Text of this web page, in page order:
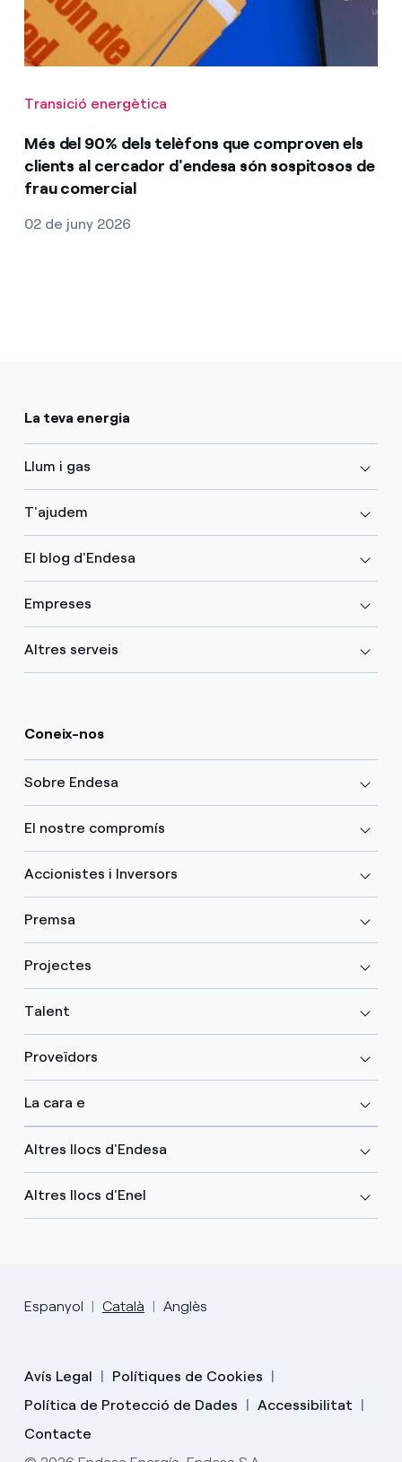
Transició energètica
Més del 90% dels telèfons que comproven els
clients al cercador d'endesa són sospitosos de
frau comercial
02 de juny 2026
La teva energia
Llum i gas
T'ajudem
El blog d'Endesa
Empreses
Altres serveis
Coneix-nos
Sobre Endesa
El nostre compromís
Accionistes i Inversors
Premsa
Projectes
Talent
Proveïdors
La cara e
Altres llocs d'Endesa
Altres llocs d'Enel
Espanyol Català Anglès
Avís Legal
Polítiques de Cookies
Política de Protecció de Dades
Accessibilitat
Contacte